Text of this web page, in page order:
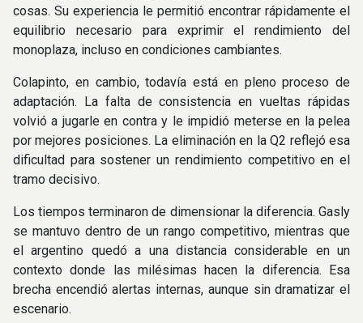
cosas. Su experiencia le permitió encontrar rápidamente el
equilibrio necesario para exprimir el rendimiento del
monoplaza, incluso en condiciones cambiantes.
Colapinto, en cambio, todavía está en pleno proceso de
adaptación. La falta de consistencia en vueltas rápidas
volvió a jugarle en contra y le impidió meterse en la pelea
por mejores posiciones. La eliminación en la Q2 reflejó esa
dificultad para sostener un rendimiento competitivo en el
tramo decisivo.
Los tiempos terminaron de dimensionar la diferencia. Gasly
se mantuvo dentro de un rango competitivo, mientras que
el argentino quedó a una distancia considerable en un
contexto donde las milésimas hacen la diferencia. Esa
brecha encendió alertas internas, aunque sin dramatizar el
escenario.